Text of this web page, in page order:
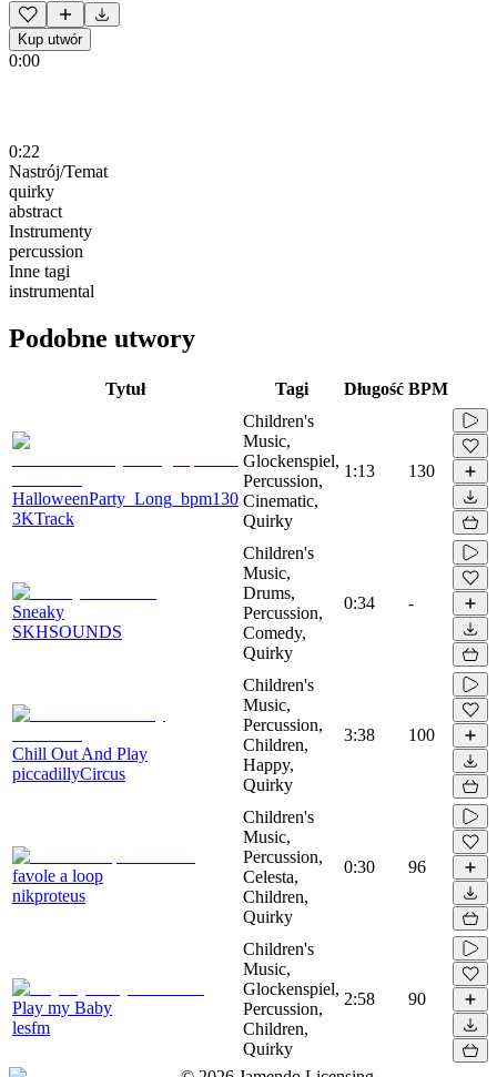
Kup utwór
0:00
0:22
Nastrój/Temat
quirky
abstract
Instrumenty
percussion
Inne tagi
instrumental
Podobne utwory
Tytuł Tagi Długość BPM
HalloweenParty_Long_bpm130
3KTrack
Children's
Music,
Glockenspiel,
Percussion,
Cinematic,
Quirky
1:13 130
Sneaky
SKHSOUNDS
Children's
Music,
Drums,
Percussion,
Comedy,
Quirky
0:34 -
Chill Out And Play
piccadillyCircus
Children's
Music,
Percussion,
Children,
Happy,
Quirky
3:38 100
favole a loop
nikproteus
Children's
Music,
Percussion,
Celesta,
Children,
Quirky
0:30 96
Play my Baby
lesfm
Children's
Music,
Glockenspiel,
Percussion,
Children,
Quirky
2:58 90